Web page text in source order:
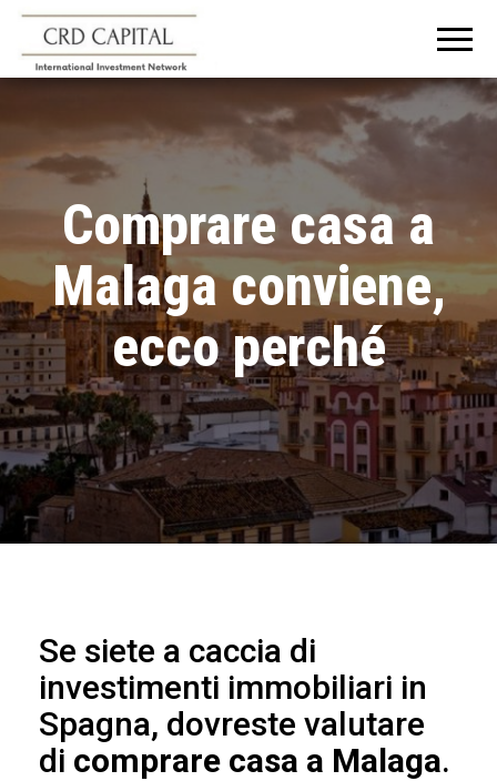
Comprare casa a
Malaga conviene,
ecco perché
Se siete a caccia di
investimenti immobiliari in
Spagna, dovreste valutare
di comprare casa a Malaga.